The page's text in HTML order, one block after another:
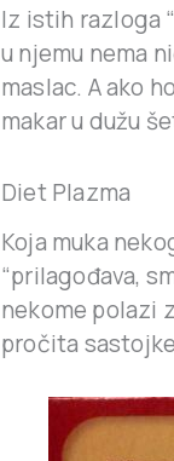
Iz istih razloga
u njemu nema
maslac. A ako
makar u dužu
Diet Plazma
Koja muka
“prilagođava,
nekome polazi
pročita